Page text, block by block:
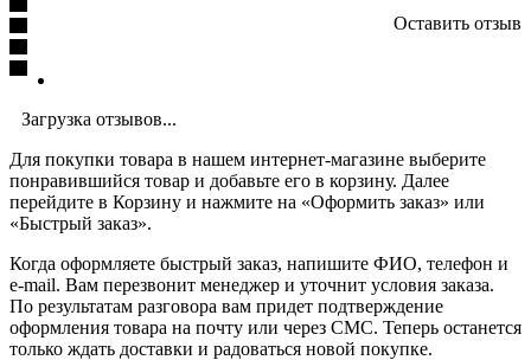
Оставить отзыв
Загрузка отзывов...
Для покупки товара в нашем интернет-магазине выберите
понравившийся товар и добавьте его в корзину. Далее
перейдите в Корзину и нажмите на «Оформить заказ» или
«Быстрый заказ».
Когда оформляете быстрый заказ, напишите ФИО, телефон и
e-mail. Вам перезвонит менеджер и уточнит условия заказа.
По результатам разговора вам придет подтверждение
оформления товара на почту или через СМС. Теперь останется
только ждать доставки и радоваться новой покупке.